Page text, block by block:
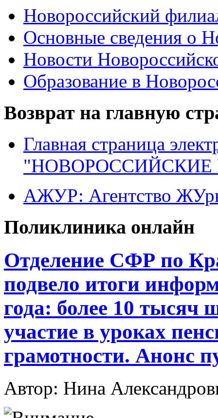
Новороссийский
Основные сведения о
Новости
Образование в
Возврат на главную
Главная страница
"НОВОРОССИЙСКИЕ
АЖУР: Агентство
Поликлиника онлайн
Отделение СФР по
подвело итоги
года: более 10 тысяч
участие в уроках
грамотности. Анонс
Автор: Нина